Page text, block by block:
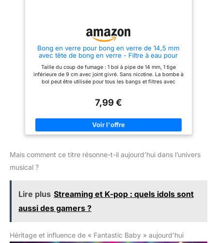
Bong en verre pour bong en verre de 14,5 mm
avec tête de bong en verre - Filtre à eau pour
Taille du coup de fumage : 1 bol à pipe de 14 mm, 1 tige
inférieure de 9 cm avec joint givré. Sans nicotine. La bombe à
bol peut être utilisée pour tous les bangs et filtres avec
gratuits : l'écran empêche presque tous les matériaux de
matériau et le désordre. Les clips de poche empêchent les
accessoires de tomber. Bols à pipe à narguilé avec
accessoires pour bangs pour fumer l'eau
7,99 €
Mais comment ce titre résonne-t-il aujourd’hui dans l’univers
musical ?
Lire plus Streaming et K-pop : quels idols sont
aussi des gamers ?
Héritage et influence de « Fantastic Baby » aujourd’hui